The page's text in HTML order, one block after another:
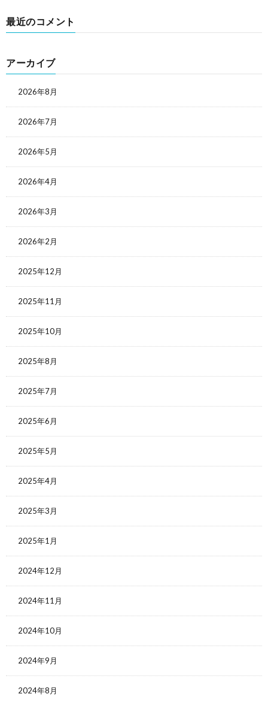
最近のコメント
アーカイブ
2026年8月
2026年7月
2026年5月
2026年4月
2026年3月
2026年2月
2025年12月
2025年11月
2025年10月
2025年8月
2025年7月
2025年6月
2025年5月
2025年4月
2025年3月
2025年1月
2024年12月
2024年11月
2024年10月
2024年9月
2024年8月